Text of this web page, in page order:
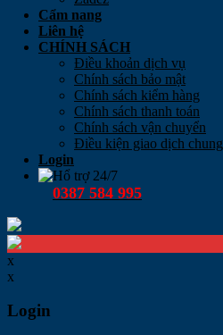
Cẩm nang
Liên hệ
CHÍNH SÁCH
Điều khoản dịch vụ
Chính sách bảo mật
Chính sách kiểm hàng
Chính sách thanh toán
Chính sách vận chuyển
Điều kiện giao dịch chung
Login
Hổ trợ 24/7
0387 584 995
x
x
Login